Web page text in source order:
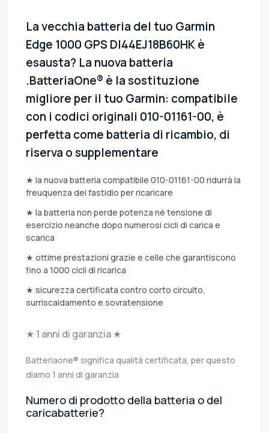
La vecchia batteria del tuo Garmin
Edge 1000 GPS DI44EJ18B60HK è
esausta? La nuova batteria
.BatteriaOne® è la sostituzione
migliore per il tuo Garmin: compatibile
con i codici originali 010-01161-00, è
perfetta come batteria di ricambio, di
riserva o supplementare
★ la nuova batteria compatibile 010-01161-00 ridurrà la
freuquenza del fastidio per ricaricare
★ la batteria non perde potenza né tensione di
esercizio neanche dopo numerosi cicli di carica e
scarica
★ ottime prestazioni grazie e celle che garantiscono
fino a 1000 cicli di ricarica
★ sicurezza certificata contro corto circuito,
surriscaldamento e sovratensione
★ 1 anni di garanzia ★
Batteriaone® significa qualità certificata, per questo
diamo 1 anni di garanzia
Numero di prodotto della batteria o del
caricabatterie?